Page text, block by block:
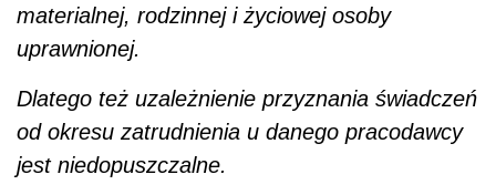
materialnej, rodzinnej i życiowej osoby
uprawnionej.
Dlatego też uzależnienie przyznania świadczeń
od okresu zatrudnienia u danego pracodawcy
jest niedopuszczalne.